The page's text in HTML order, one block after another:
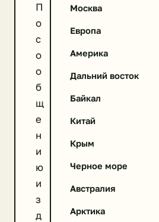
П
о
с
о
о
б
щ
е
н
и
ю
и
з
д
Москва
Европа
Америка
Дальний восток
Байкал
Китай
Крым
Черное море
Австралия
Арктика